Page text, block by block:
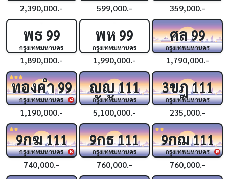
2,390,000.- 599,000.- 359,000.-
พธ 99
กรุงเทพมหานคร
1,890,000.-
พห 99
กรุงเทพมหานคร
1,990,000.-
ศล99
กรุงเทพมหานคร
1,790,000.-
32
ทองคำ99
กรุงเทพมหานคร
1,190,000.-
ญญ111
กรุงเทพมหานคร
5,100,000.-
3ขฎ111
กรุงเทพมหานคร
235,000.-
16
9กฆ111
กรุงเทพมหานคร
740,000.-
9กธ111
กรุงเทพมหานคร
760,000.-
18
9กฌ111
กรุงเทพมหานคร
760,000.-